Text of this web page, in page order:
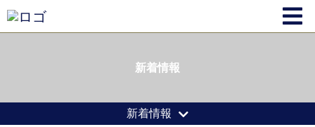
新着情報
新着情報